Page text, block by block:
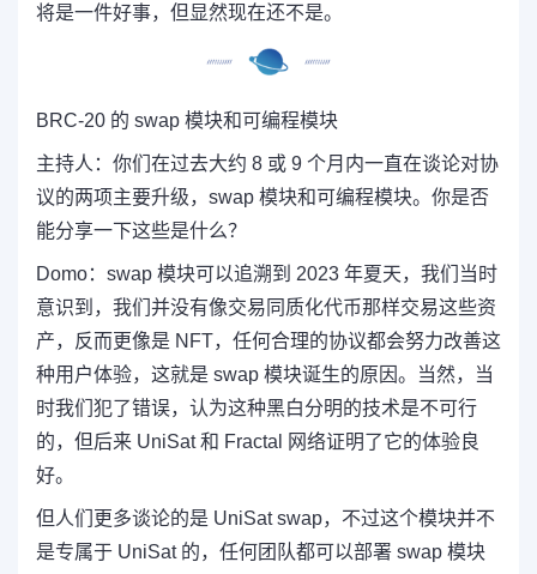
将是一件好事，但显然现在还不是。
BRC-20 的 swap 模块和可编程模块
主持人： 你们在过去大约 8 或 9 个月内一直在谈论对协
议的两项主要升级，swap 模块和可编程模块。你是否
能分享一下这些是什么？
Domo： swap 模块可以追溯到 2023 年夏天，我们当时
意识到，我们并没有像交易同质化代币那样交易这些资
产，反而更像是 NFT，任何合理的协议都会努力改善这
种用户体验，这就是 swap 模块诞生的原因。当然，当
时我们犯了错误，认为这种黑白分明的技术是不可行
的，但后来 UniSat和 Fractal 网络证明了它的体验良
好。
但人们更多谈论的是 UniSat swap，不过这个模块并不
是专属于 UniSat 的， 任何团队都可以部署 swap 模块